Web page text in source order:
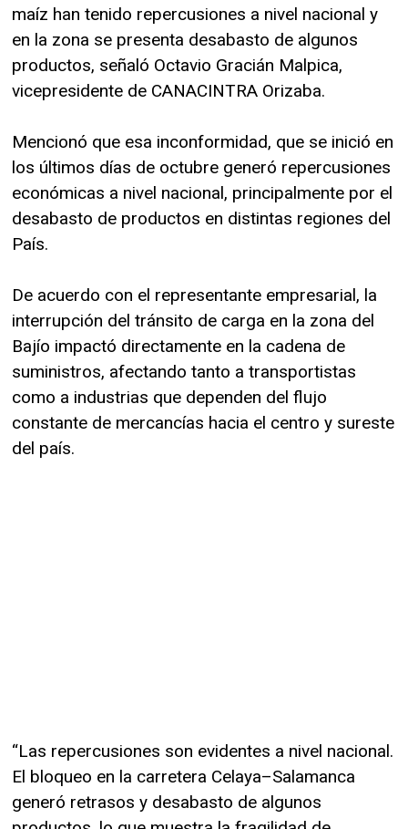
maíz han tenido repercusiones a nivel nacional y
en la zona se presenta desabasto de algunos
productos, señaló Octavio Gracián Malpica,
vicepresidente de CANACINTRA Orizaba.
Mencionó que esa inconformidad, que se inició en
los últimos días de octubre generó repercusiones
económicas a nivel nacional, principalmente por el
desabasto de productos en distintas regiones del
País.
De acuerdo con el representante empresarial, la
interrupción del tránsito de carga en la zona del
Bajío impactó directamente en la cadena de
suministros, afectando tanto a transportistas
como a industrias que dependen del flujo
constante de mercancías hacia el centro y sureste
del país.
“Las repercusiones son evidentes a nivel nacional.
El bloqueo en la carretera Celaya–Salamanca
generó retrasos y desabasto de algunos